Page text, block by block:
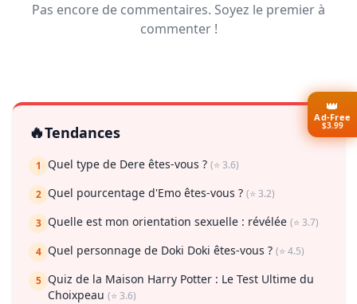
Pas encore de commentaires. Soyez le premier à
commenter !
🔥Tendances
1 Quel type de Dere êtes-vous ? (⭐ 3.6)
2 Quel pourcentage d'Emo êtes-vous ? (⭐ 3.2)
3 Quelle est mon orientation sexuelle : révélée (⭐ 3.7)
4 Quel personnage de Doki Doki êtes-vous ? (⭐ 4.5)
5 Quiz de la Maison Harry Potter : Le Test Ultime du
Choixpeau (⭐ 3.6)
👑
Ad-Free
$3.99